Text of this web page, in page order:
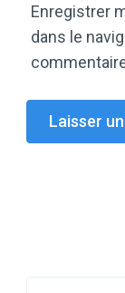
Enregistrer
dans le